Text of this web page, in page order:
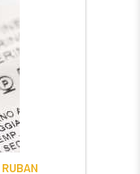
RUBAN